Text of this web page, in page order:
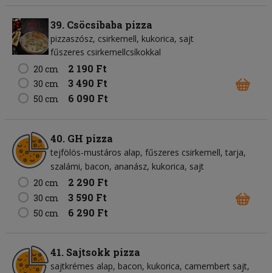
39. Csöcsibaba pizza
pizzaszósz csirkemell kukorica sajt
fűszeres csirkemellcsíkokkal
20 cm
2 190 Ft
30 cm 3 490 Ft
50 cm 6 090 Ft
40. GH pizza
tejfölös-mustáros alap fűszeres csirkemell tarja
szalámi bacon ananász kukorica sajt
20 cm
2 290 Ft
30 cm 3 590 Ft
50 cm 6 290 Ft
41. Sajtsokk pizza
sajtkrémes alap bacon kukorica camembert sajt